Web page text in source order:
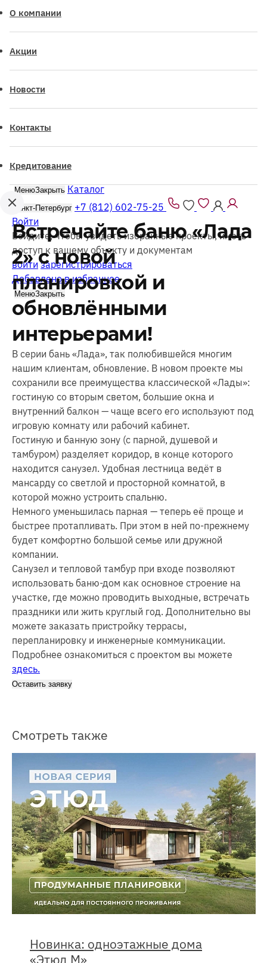
О компании
Акции
Новости
Контакты
Кредитование
МенюЗакрыть Каталог
Санкт-Петербург +7 (812) 602-75-25
Войти
Войдите, чтобы увидеть избранные проекты, иметь
доступ к вашему объекту и документам
войти зарегистрироваться
Добавлено в избранное
МенюЗакрыть
Встречайте баню «Лада
2» с новой
планировкой и
обновлёнными
интерьерами!
В серии бань «Лада», так полюбившейся многим
нашим клиентам, обновление. В новом проекте мы
сохранили все преимущества классической «Лады»:
гостиную со вторым светом, большие окна и
внутренний балкон — чаще всего его используют под
игровую комнату или рабочий кабинет.
Гостиную и банную зону (с парной, душевой и
тамбуром) разделяет коридор, в конце которого
находится санузел. Удобная лестница ведёт в
мансарду со светлой и просторной комнатой, в
которой можно устроить спальню.
Немного уменьшилась парная — теперь её проще и
быстрее протапливать. При этом в ней по-прежнему
будет комфортно большой семье или дружной
компании.
Санузел и тепловой тамбур при входе позволяют
использовать баню-дом как основное строение на
участке, где можно проводить выходные, встречать
праздники или жить круглый год. Дополнительно вы
можете заказать пристройку террасы,
перепланировку и инженерные коммуникации.
Подробнее ознакомиться с проектом вы можете
здесь.
Оставить заявку
Смотреть также
Новинка: одноэтажные дома
«Этюд М»